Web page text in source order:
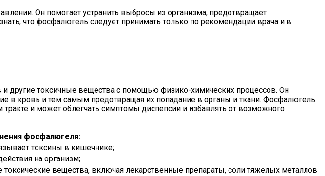
Он помогает устранить выбросы из организма, предотвращает
что фосфалюгель следует принимать только по рекомендации врача и в
другие токсичные вещества с помощью физико-химических процессов. Он
в кровь и тем самым предотвращая их попадание в органы и ткани. Фосфалюгель
и может облегчать симптомы диспепсии и избавлять от возможного
фосфалюгеля:
токсины в кишечнике;
на организм;
вещества, включая лекарственные препараты, соли тяжелых металлов